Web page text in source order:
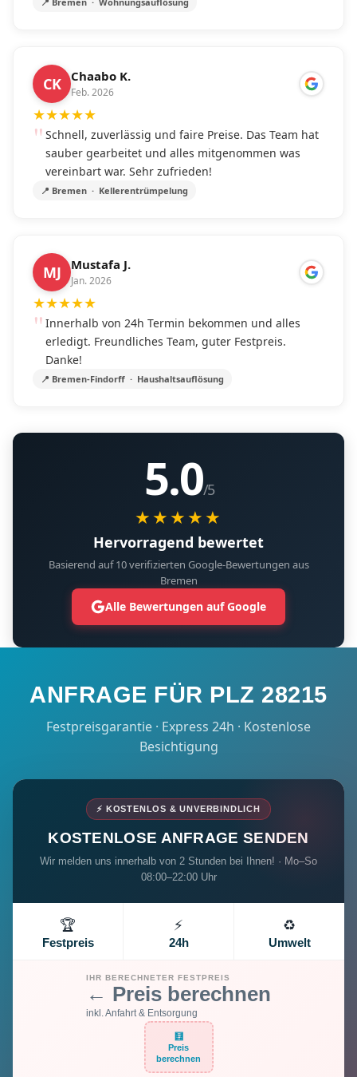
CK Chaabo K.
Feb. 2026
★★★★★
Schnell, zuverlässig und faire Preise. Das Team hat
sauber gearbeitet und alles mitgenommen was
vereinbart war. Sehr zufrieden!
📍 Bremen · Kellerentrümpelung
MJ Mustafa J.
Jan. 2026
★★★★★
Innerhalb von 24h Termin bekommen und alles
erledigt. Freundliches Team, guter Festpreis.
Danke!
📍 Bremen-Findorff · Haushaltsauflösung
5.0/5
★★★★★
Hervorragend bewertet
Basierend auf 10 verifizierten Google-Bewertungen aus
Bremen
Alle Bewertungen auf Google
ANFRAGE FÜR PLZ 28215
Festpreisgarantie · Express 24h · Kostenlose
Besichtigung
⚡ KOSTENLOS & UNVERBINDLICH
KOSTENLOSE ANFRAGE SENDEN
Wir melden uns innerhalb von 2 Stunden bei Ihnen! · Mo–So
08:00–22:00 Uhr
🏆
Festpreis
⚡
24h
♻️
Umwelt
IHR BERECHNETER FESTPREIS
← Preis berechnen
inkl. Anfahrt & Entsorgung
🧮
Preis
berechnen